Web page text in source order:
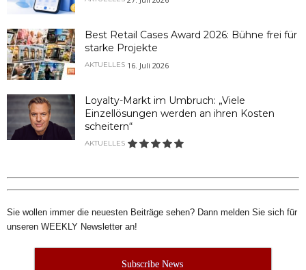
Best Retail Cases Award 2026: Bühne frei für
starke Projekte
AKTUELLES 16. Juli 2026
Loyalty-Markt im Umbruch: „Viele
Einzellösungen werden an ihren Kosten
scheitern“
AKTUELLES
Sie wollen immer die neuesten Beiträge sehen? Dann melden Sie sich für
unseren WEEKLY Newsletter an!
Subscribe News